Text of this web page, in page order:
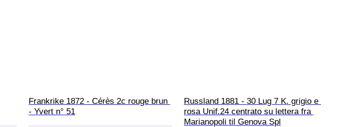
Frankrike 1872 - Cérès 2c rouge brun
- Yvert n° 51
Russland 1881 - 30 Lug 7 K. grigio e
rosa Unif.24 centrato su lettera fra
Marianopoli til Genova Spl